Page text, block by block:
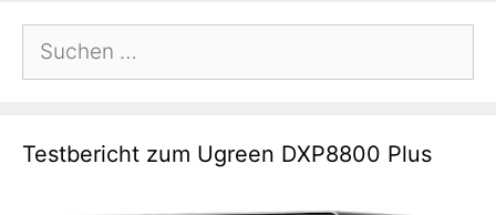
Suchen
Testbericht zum Ugreen DXP8800 Plus